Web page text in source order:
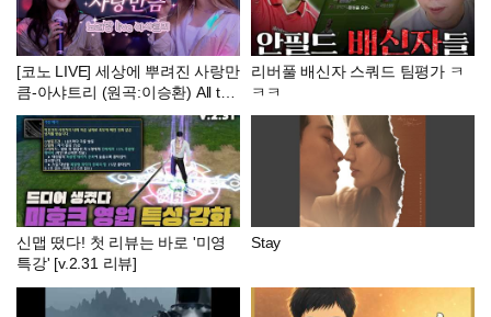
[코노 LIVE] 세상에 뿌려진 사랑만
큼-아샤트리 (원곡:이승환) All the
Love in the World-Ashatree
리버풀 배신자 스쿼드 팀평가 ㅋ
ㅋㅋ
신맵 떴다! 첫 리뷰는 바로 '미영
특강' [v.2.31 리뷰]
Stay